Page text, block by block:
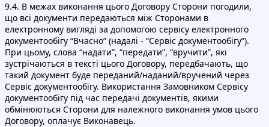
9.4. В межах виконання цього Договору Сторони погодили,
що всі документи передаються між Сторонами в
електронному вигляді за допомогою сервісу електронного
документообігу “Вчасно” (надалі - “Сервіс документообігу”).
При цьому, слова “надати”, “передати”, “вручити”, які
зустрічаються в тексті цього Договору, передбачають, що
такий документ буде переданий/наданий/вручений через
Сервіс документообігу. Використання Замовником Сервісу
документообігу під час передачі документів, якими
обмінюються Сторони для належного виконання умов цього
Договору, оплачує Виконавець.